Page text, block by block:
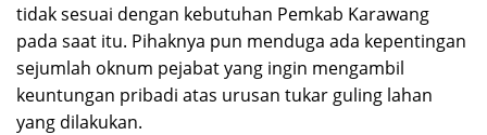
tidak sesuai dengan kebutuhan Pemkab Karawang
pada saat itu. Pihaknya pun menduga ada kepentingan
sejumlah oknum pejabat yang ingin mengambil
keuntungan pribadi atas urusan tukar guling lahan
yang dilakukan.